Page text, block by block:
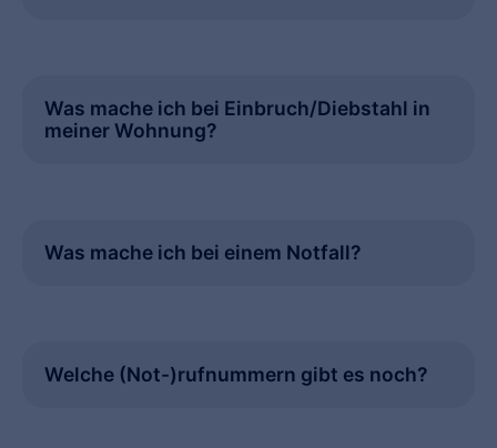
Was mache ich bei Einbruch/Diebstahl in
meiner Wohnung?
Was mache ich bei einem Notfall?
Welche (Not-)rufnummern gibt es noch?